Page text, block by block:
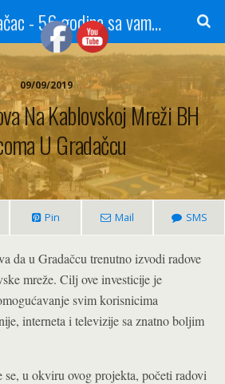
Radio Gradačac - 56 godina sa vama...
09/09/2019
Na Kablovskoj Mreži BH
U Gradačcu
Pin Mail SMS
da u Gradačcu trenutno izvodi radove
mreže. Cilj ove investicije je
svim korisnicima
interneta i televizije sa znatno boljim
u okviru ovog projekta, početi radovi